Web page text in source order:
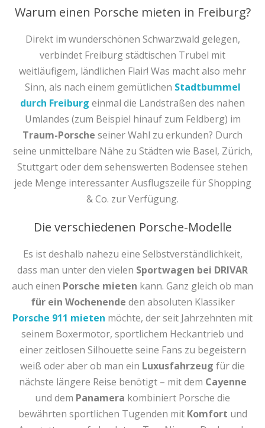
Warum einen Porsche mieten in Freiburg?
Direkt im wunderschönen Schwarzwald gelegen,
verbindet Freiburg städtischen Trubel mit
weitläufigem, ländlichen Flair! Was macht also mehr
Sinn, als nach einem gemütlichen Stadtbummel
durch Freiburg einmal die Landstraßen des nahen
Umlandes (zum Beispiel hinauf zum Feldberg) im
Traum-Porsche seiner Wahl zu erkunden? Durch
seine unmittelbare Nähe zu Städten wie Basel, Zürich,
Stuttgart oder dem sehenswerten Bodensee stehen
jede Menge interessanter Ausflugszeile für Shopping
& Co. zur Verfügung.
Die verschiedenen Porsche-Modelle
Es ist deshalb nahezu eine Selbstverständlichkeit,
dass man unter den vielen Sportwagen bei DRIVAR
auch einen Porsche mieten kann. Ganz gleich ob man
für ein Wochenende den absoluten Klassiker
Porsche 911 mieten möchte, der seit Jahrzehnten mit
seinem Boxermotor, sportlichem Heckantrieb und
einer zeitlosen Silhouette seine Fans zu begeistern
weiß oder aber ob man ein Luxusfahrzeug für die
nächste längere Reise benötigt – mit dem Cayenne
und dem Panamera kombiniert Porsche die
bewährten sportlichen Tugenden mit Komfort und